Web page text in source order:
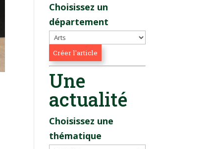
Choisissez un
département
Une
actualité
Choisissez une
thématique